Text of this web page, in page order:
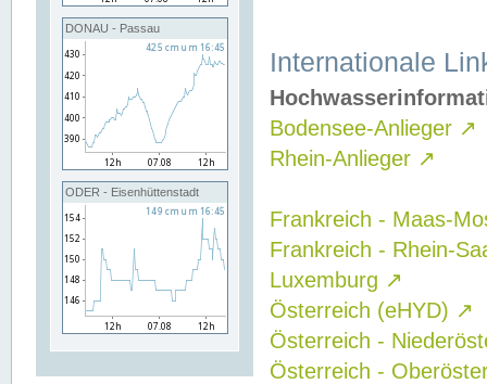
DONAU - Passau
ODER - Eisenhüttenstadt
Internationale
Bodensee-Anlieger ↗
Rhein-Anlieger ↗
Frankreich - Maas-
Frankreich - Rhein-
Luxemburg ↗
Österreich (eHYD) ↗
Österreich -
Österreich -